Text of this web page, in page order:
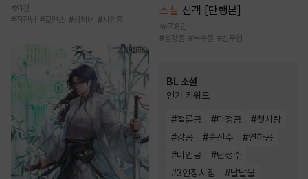
1천
#직진남 #로맨스 #상처녀 #서양풍
소설 신객 [단행본]
7.8만
#성장물 #복수물 #신무협
BL 소설
인기 키워드
#절륜공 #다정공 #첫사랑
#강공 #순진수 #연하공
#미인공 #단정수
#3인칭시점 #달달물